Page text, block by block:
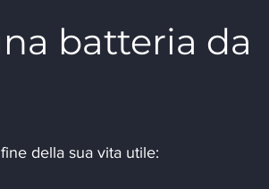
batteria da
della sua vita utile: